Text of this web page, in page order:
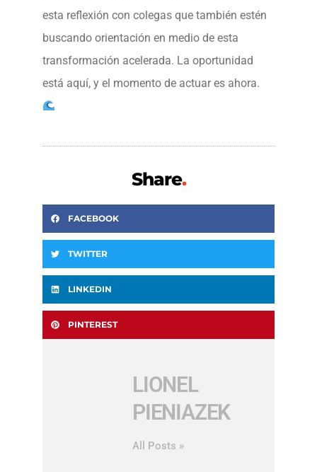
esta reflexión con colegas que también estén
buscando orientación en medio de esta
transformación acelerada. La oportunidad
está aquí, y el momento de actuar es ahora.
Share.
FACEBOOK
TWITTER
LINKEDIN
PINTEREST
LIONEL
PIENIAZEK
All Posts »